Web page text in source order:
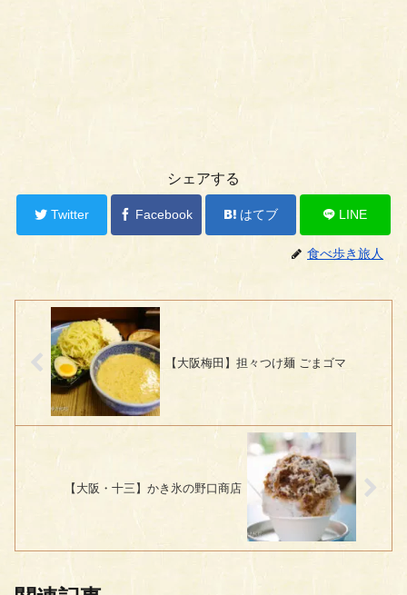
シェアする
Twitter Facebook はてブ LINE
食べ歩き旅人
【大阪梅田】担々つけ麺 ごまゴマ
【大阪・十三】かき氷の野口商店